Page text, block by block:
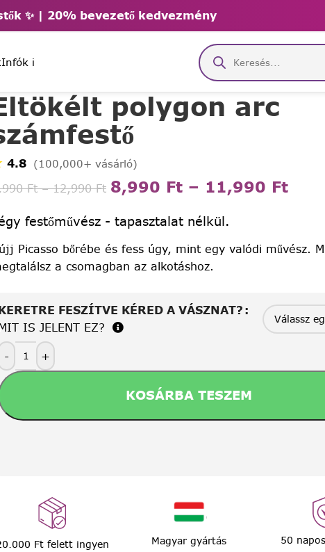
✨ | 20% bevezető kedvezmény
Infók ℹ️
polygon arc
4.8 (100,000+ vásárló)
Ft – 12,990Ft 8,990 Ft – 11,990 Ft
festőművész - tapasztalat nélkül.
Picasso bőrébe és fess úgy, mint egy valódi művész.
a csomagban az alkotáshoz.
FESZÍTVE KÉRED A VÁSZNAT?
IS JELENT EZ?
-
+
KOSÁRBA TESZEM
Ft felett ingyen
Magyar gyártás 50